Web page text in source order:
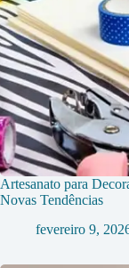
Artesanato para
Novas Tendências
fevereiro 9,